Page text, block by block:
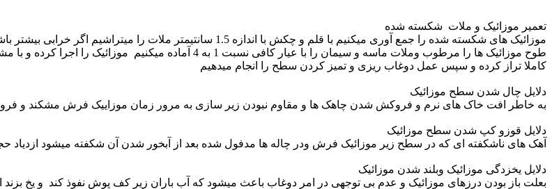
تعمیر موزائیک و ملات شکسته شده
طوح موزائیک ها را مرطوب وملات ماسه و سیمان را با عیار کافی
کاملا تراز کرده و سپس عمل دوغاب ریزی و تمیز کردن سطح را انجام میدهیم
دلایل چال شدن سطح موزائیک
به خاطر افت خاک های نرم و فروکش شدن چاهک ها و مقاوم نبودن زیر سازی به مرور زمان موزاییک فرش مشکند و
دلایل قوزو کپ شدن سطح موزائیک
آهک های ناشکفته ای که در سطح زیر موزائیک فرش ودر چاله ها مدفول شده بعد از آبخور شدن آن شکفته میشود ازدیاد
دلایل یخزدگی موزائیک وبلند شدن موزائیک
بعلت باز بودن درزهای موزائیک و عدم بی توجهی در امر دوغاب باعث میشود که آب باران زیر کف پوش نفوذ کند و یخ بزند